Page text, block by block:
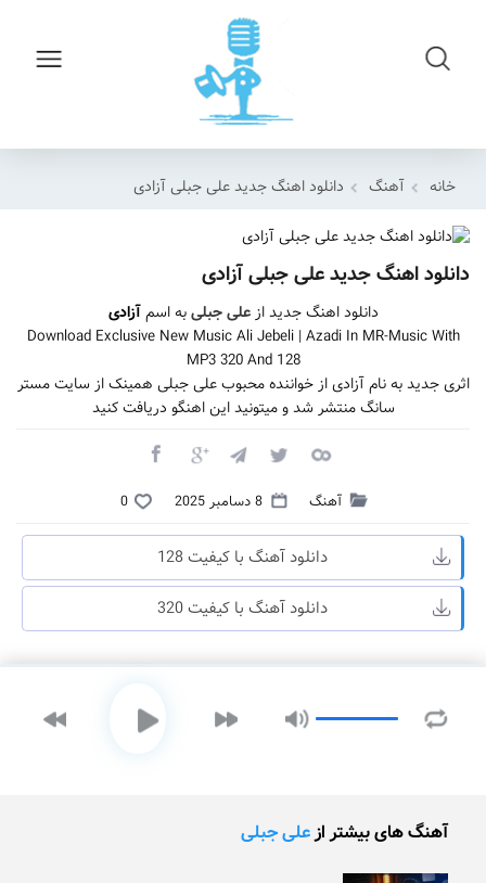
خانه آهنگ دانلود اهنگ جدید علی جبلی آزادی
دانلود اهنگ جدید علی جبلی آزادی
دانلود اهنگ جدید ازعلی جبلیبه اسمآزادی
Download Exclusive New Music Ali Jebeli | Azadi In MR-Music With
MP3 320 And 128
اثری جدید به نام آزادی از خواننده محبوب علی جبلی همینک از سایت مستر
سانگ منتشر شد و میتونید این اهنگو دریافت کنید
آهنگ 8 دسامبر 2025 0
دانلود آهنگ با کیفیت 128
دانلود آهنگ با کیفیت 320
آهنگ های بیشتر ازعلی جبلی